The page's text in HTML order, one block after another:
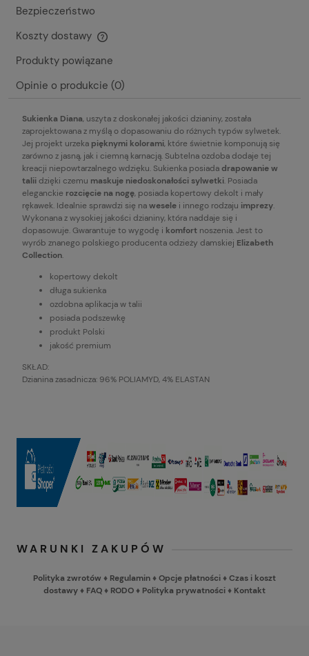
Bezpieczeństwo
Koszty dostawy
Cena nie zawiera ewentualnych kosztów płatności
Produkty powiązane
Opinie o produkcie (0)
Sukienka Diana, uszyta z doskonałej jakości dzianiny, została
zaprojektowana z myślą o dopasowaniu do różnych typów sylwetek.
Jej projekt urzeka pięknymi kolorami, które świetnie komponują się
zarówno z jasną, jak i ciemną karnacją. Subtelna ozdoba dodaje tej
kreacji niepowtarzalnego wdzięku. Sukienka posiadadrapowanie w
taliidzięki czemu maskuje niedoskonałości sylwetki. Posiada
eleganckie rozcięcie na nogę, posiada kopertowy dekolt i mały
rękawek. Idealnie sprawdzi się nawesele i innego rodzaju imprezy.
Wykonana z wysokiej jakości dzianiny, która naddaje się i
dopasowuje. Gwarantuje to wygodę i komfort noszenia. Jest to
wyrób znanego polskiego producenta odzieży damskiej Elizabeth
Collection.
kopertowy dekolt
długa sukienka
ozdobna aplikacja w talii
posiada podszewkę
produkt Polski
jakość premium
SKŁAD:
Dzianina zasadnicza: 96% POLIAMYD, 4% ELASTAN
WARUNKI ZAKUPÓW
Polityka zwrotów ♦ Regulamin♦Opcje płatności♦Czas i koszt
dostawy♦ FAQ♦ RODO♦ Polityka prywatności♦ Kontakt